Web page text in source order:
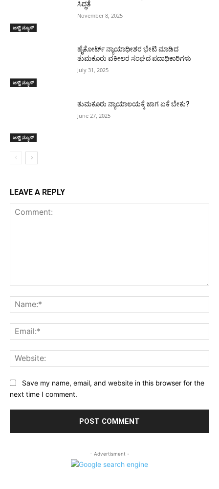
ಜಸ್ಟ್ ನ್ಯೂಸ್
ಸಿದ್ಧತೆ
November 8, 2025
ಜಸ್ಟ್ ನ್ಯೂಸ್
ಹೈಕೋರ್ಟ್ ನ್ಯಾಯಾಧೀಶರ ಭೇಟಿ ಮಾಡಿದ
ತುಮಕೂರು ವಕೀಲರ ಸಂಘದ ಪದಾಧಿಕಾರಿಗಳು
July 31, 2025
ಜಸ್ಟ್ ನ್ಯೂಸ್
ತುಮಕೂರು ನ್ಯಾಯಾಲಯಕ್ಕೆ ಜಾಗ ಏಕೆ ಬೇಕು?
June 27, 2025
LEAVE A REPLY
Save my name, email, and website in this browser for the
next time I comment.
- Advertisment -